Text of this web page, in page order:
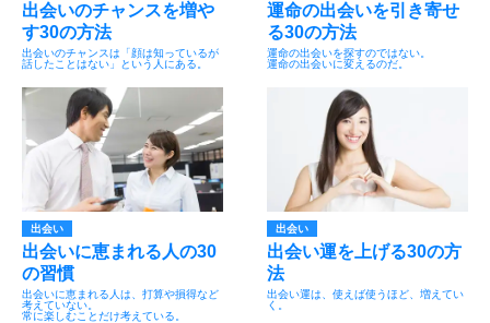
出会いのチャンスを増や
す30の方法
出会いのチャンスは「顔は知っているが
話したことはない」という人にある。
運命の出会いを引き寄せ
る30の方法
運命の出会いを探すのではない。
運命の出会いに変えるのだ。
出会い
出会いに恵まれる人の30
の習慣
出会いに恵まれる人は、打算や損得など
考えていない。
常に楽しむことだけ考えている。
出会い
出会い運を上げる30の方
法
出会い運は、使えば使うほど、増えてい
く。